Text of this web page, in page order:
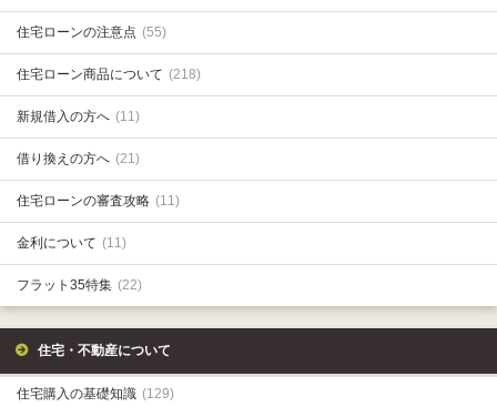
住宅ローンの注意点 (55)
住宅ローン商品について (218)
新規借入の方へ (11)
借り換えの方へ (21)
住宅ローンの審査攻略 (11)
金利について (11)
フラット35特集 (22)
住宅・不動産について
住宅購入の基礎知識 (129)